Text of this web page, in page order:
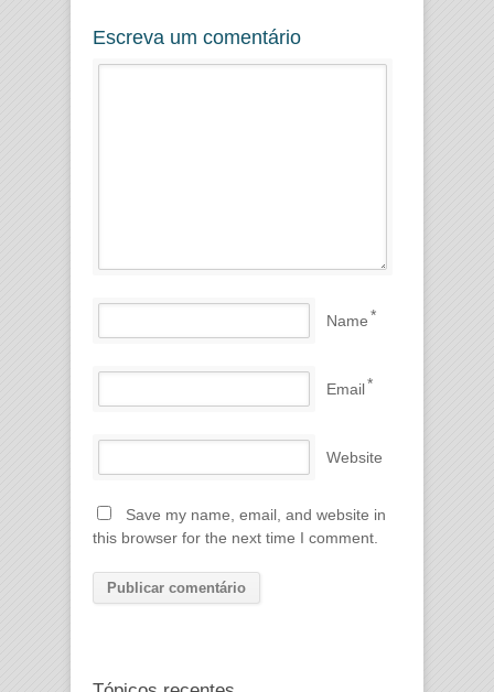
Escreva um comentário
Name*
Email*
Website
Save my name, email, and website in
this browser for the next time I comment.